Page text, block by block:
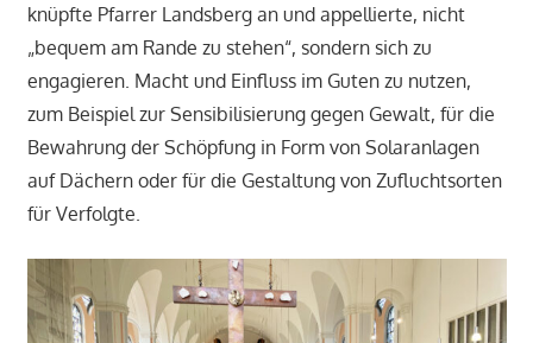
knüpfte Pfarrer Landsberg an und appellierte, nicht
„bequem am Rande zu stehen“, sondern sich zu
engagieren. Macht und Einfluss im Guten zu nutzen,
zum Beispiel zur Sensibilisierung gegen Gewalt, für die
Bewahrung der Schöpfung in Form von Solaranlagen
auf Dächern oder für die Gestaltung von Zufluchtsorten
für Verfolgte.